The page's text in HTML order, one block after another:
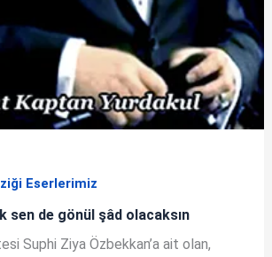
Eserlerimiz
sen de gönül şâd olacaksın
Suphi Ziya Özbekkan’a ait olan,